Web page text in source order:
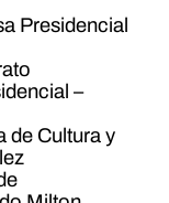
Presidencial
–
de Cultura y